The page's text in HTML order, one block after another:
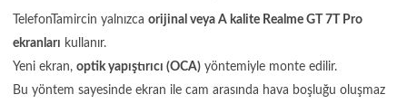
TelefonTamircin yalnızca orijinal veya A kalite Realme GT 7T Pro
ekranları kullanır.
Yeni ekran, optik yapıştırıcı (OCA) yöntemiyle monte edilir.
Bu yöntem sayesinde ekran ile cam arasında hava boşluğu oluşmaz